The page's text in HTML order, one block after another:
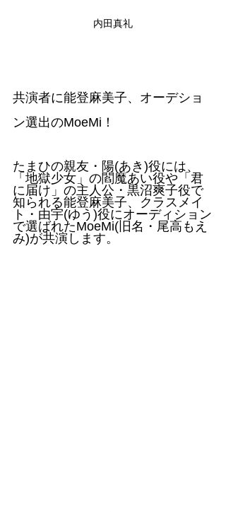
内田真礼
共演者に能登麻美子、オーデショ
ン選出のMoeMi！
たまひの親友・陽(あき)役には、
「地獄少女」の閻魔あい役や「君
に届け」の主人公・黒沼爽子役で
知られる能登麻美子、クラスメイ
ト・由宇(ゆう)役にオーディション
で選ばれたMoeMi(旧名・尾高もえ
み)が共演します。